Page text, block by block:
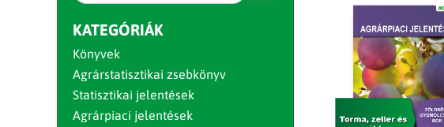
KATEGÓRIÁK
Könyvek
Agrárstatisztikai zsebkönyv
Statisztikai jelentések
Agrárpiaci jelentések